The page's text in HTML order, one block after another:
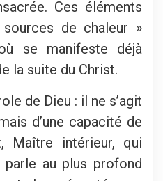
Ces éléments
de chaleur »
se manifeste déjà
la suite du Christ.
de Dieu : il ne s’agit
d’une capacité de
Maître intérieur, qui
au plus profond